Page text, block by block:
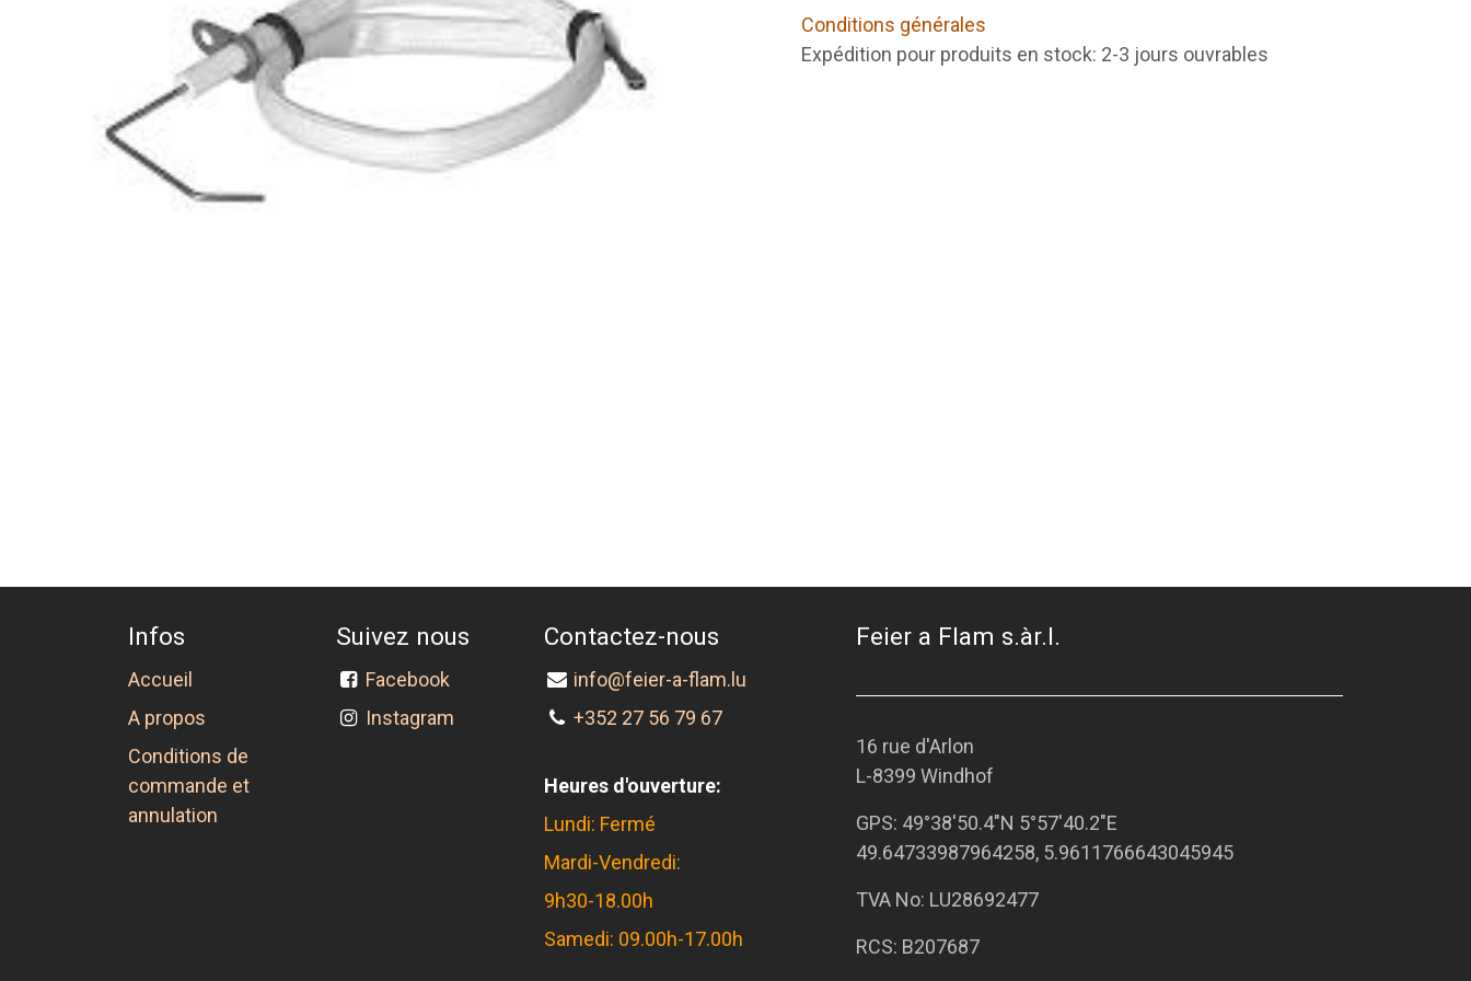
Conditions générales
Expédition pour produits en stock: 2-3 jours ouvrables
Infos
Accueil
A propos
Conditions de
commande et
annulation
Suivez nous
Facebook
Instagram
Contactez-nous
info@feier-a-flam.lu
+352 27 56 79 67
Heures d'ouverture:
Lundi: Fermé
Mardi-Vendredi:
9h30-18.00h
Samedi: 09.00h-17.00h
Feier a Flam s.àr.l.
16 rue d'Arlon
L-8399 Windhof
GPS: 49°38'50.4"N 5°57'40.2"E
49.64733987964258, 5.9611766643045945
TVA No: LU28692477
RCS: B207687